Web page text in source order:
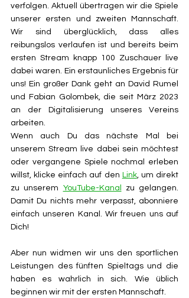
verfolgen. Aktuell übertragen wir die Spiele
unserer ersten und zweiten Mannschaft.
Wir sind überglücklich, dass alles
reibungslos verlaufen ist und bereits beim
ersten Stream knapp 100 Zuschauer live
dabei waren. Ein erstaunliches Ergebnis für
uns! Ein großer Dank geht an David Rumel
und Fabian Golombek, die seit März 2023
an der Digitalisierung unseres Vereins
arbeiten.
Wenn auch Du das nächste Mal bei
unserem Stream live dabei sein möchtest
oder vergangene Spiele nochmal erleben
willst, klicke einfach auf den Link, um direkt
zu unserem YouTube-Kanal
zu gelangen.
Damit Du nichts mehr verpasst, abonniere
einfach unseren Kanal. Wir freuen uns auf
Dich!
Aber nun widmen wir uns den sportlichen
Leistungen des fünften Spieltags und die
haben es wahrlich in sich. Wie üblich
beginnen wir mit der ersten Mannschaft.